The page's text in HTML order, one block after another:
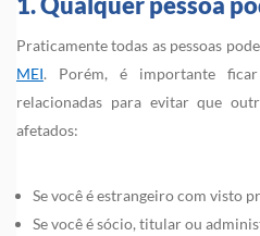
Praticamente todas as pessoas
MEI. Porém, é importante
relacionadas para evitar que
afetados:
Se você é estrangeiro com visto
Se você é sócio, titular ou